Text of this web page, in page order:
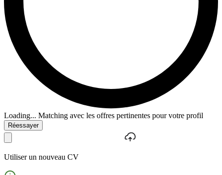
Loading... Matching avec les offres pertinentes pour votre profil
Réessayer
Utiliser un nouveau CV